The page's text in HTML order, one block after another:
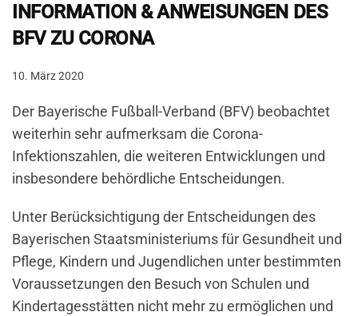
INFORMATION & ANWEISUNGEN DES
BFV ZU CORONA
10. März 2020
Der Bayerische Fußball-Verband (BFV) beobachtet
weiterhin sehr aufmerksam die Corona-
Infektionszahlen, die weiteren Entwicklungen und
insbesondere behördliche Entscheidungen.
Unter Berücksichtigung der Entscheidungen des
Bayerischen Staatsministeriums für Gesundheit und
Pflege, Kindern und Jugendlichen unter bestimmten
Voraussetzungen den Besuch von Schulen und
Kindertagesstätten nicht mehr zu ermöglichen und